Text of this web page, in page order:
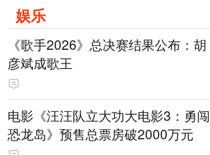
娱乐
《歌手2026》总决赛结果公布：胡
彦斌成歌王
电影《汪汪队立大功大电影3：勇闯
恐龙岛》预售总票房破2000万元